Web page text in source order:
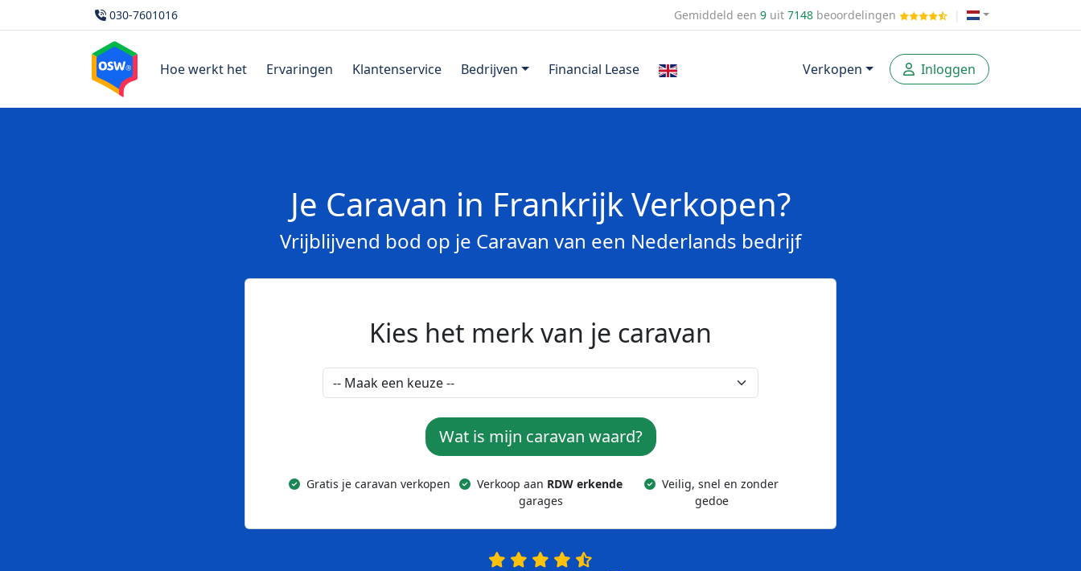
030-7601016 Gemiddeld een9 uit7148 beoordelingen
Hoe werkt het Ervaringen Klantenservice Bedrijven Financial Lease Verkopen Inloggen
Je Caravan in Frankrijk Verkopen?
Vrijblijvend bod op je Caravan van een Nederlands bedrijf
Kies het merk van je caravan
Wat is mijn caravan waard?
Gratis je caravan verkopen Verkoop aan RDW erkende
garages
Veilig, snel en zonder
gedoe